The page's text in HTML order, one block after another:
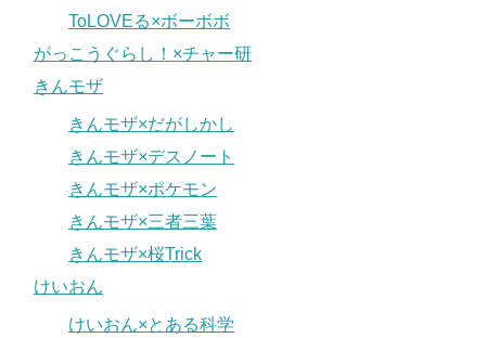
ToLOVEる×ボーボボ
がっこうぐらし！×チャー研
きんモザ
きんモザ×だがしかし
きんモザ×デスノート
きんモザ×ポケモン
きんモザ×三者三葉
きんモザ×桜Trick
けいおん
けいおん×とある科学